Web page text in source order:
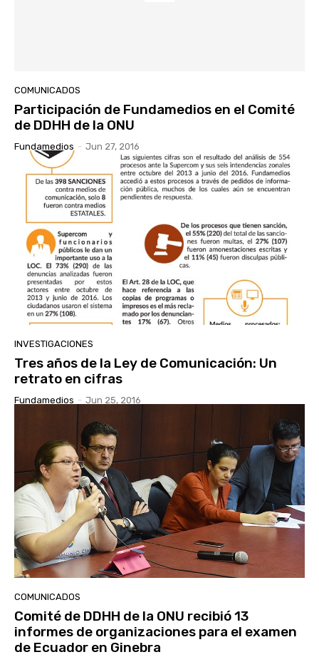
COMUNICADOS
Participación de Fundamedios en el Comité
de DDHH de la ONU
Fundamedios - Jun 27, 2016
INVESTIGACIONES
Tres años de la Ley de Comunicación: Un
retrato en cifras
Fundamedios - Jun 25, 2016
COMUNICADOS
Comité de DDHH de la ONU recibió 13
informes de organizaciones para el examen
de Ecuador en Ginebra